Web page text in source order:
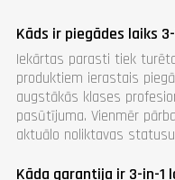
Kāds ir piegādes laiks
Iekārtas parasti tiek
produktiem ierastais
augstākās klases
pasūtījuma. Vienmēr
aktuālo noliktavas
Kāda garantija ir 3-in-1